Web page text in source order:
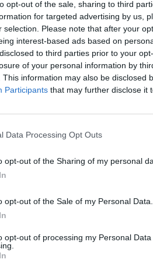
opt-out of the sale, sharing to third
for targeted advertising by us,
selection. Please note that after your
interest-based ads based on
to third parties prior to your
of your personal information by
This information may also be disclosed
Participants that may further disclose it
Data Processing Opt Outs
opt-out of the Sharing of my personal
opt-out of the Sale of my Personal Data.
opt-out of processing my Personal
jūros Namai tik Lrytas.TV
Karšta A. Kasparavičiaus
Kuprines pasvėrę
pavojingą įprotį: tą daro